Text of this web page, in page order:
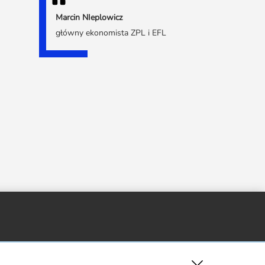
Marcin NIeplowicz
główny ekonomista ZPL i EFL